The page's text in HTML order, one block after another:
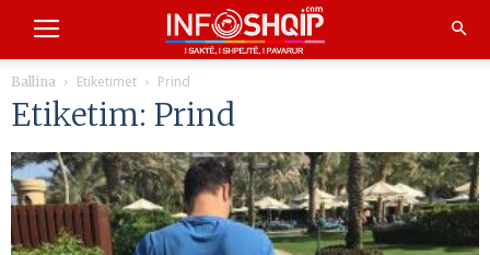
Ballina Etiketimet Prind
Etiketim: Prind